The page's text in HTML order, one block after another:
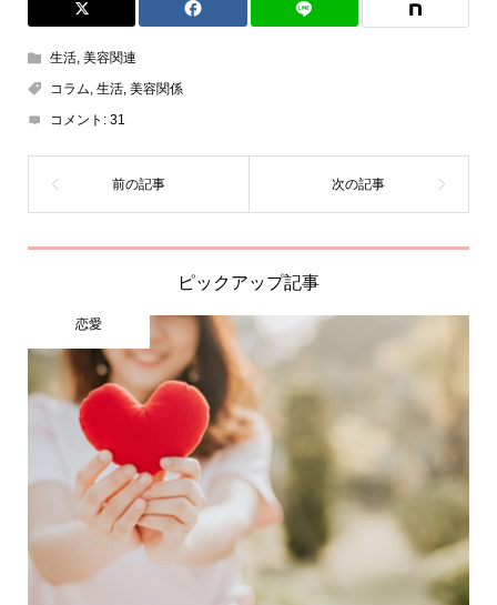
生活, 美容関連
コラム, 生活, 美容関係
コメント: 31
ピックアップ記事
恋愛